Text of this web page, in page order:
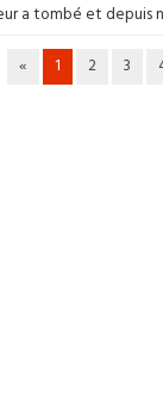
a tombé et depuis
« 1 2 3